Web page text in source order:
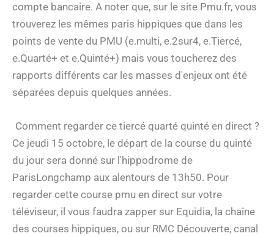
compte bancaire. A noter que, sur le site Pmu.fr, vous
trouverez les mêmes paris hippiques que dans les
points de vente du PMU (e.multi, e.2sur4, e.Tiercé,
e.Quarté+ et e.Quinté+) mais vous toucherez des
rapports différents car les masses d'enjeux ont été
séparées depuis quelques années.
Comment regarder ce tiercé quarté quinté en direct ?
Ce jeudi 15 octobre, le départ de la course du quinté
du jour sera donné sur l'hippodrome de
ParisLongchamp aux alentours de 13h50. Pour
regarder cette course pmu en direct sur votre
téléviseur, il vous faudra zapper sur Equidia, la chaîne
des courses hippiques, ou sur RMC Découverte, canal